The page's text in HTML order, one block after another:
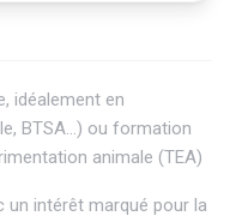
idéalement en
BTSA…) ou formation
animale (TEA)
un intérêt marqué pour la